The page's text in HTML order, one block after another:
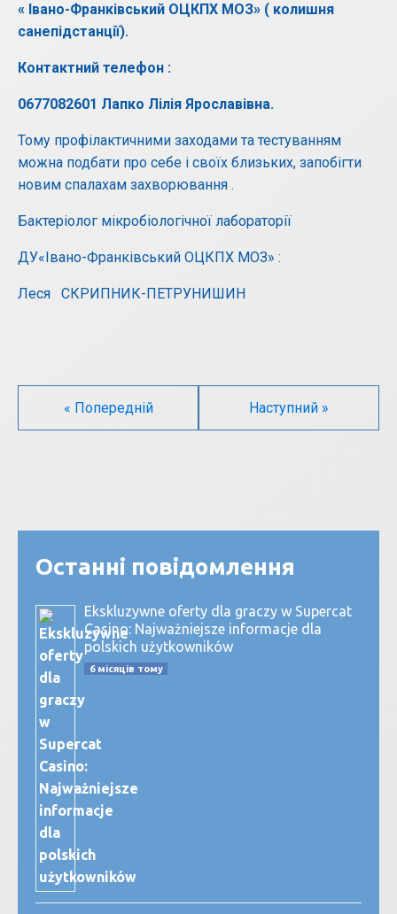
« Івано-Франківський ОЦКПХ МОЗ» ( колишня
санепідстанції).
Контактний телефон :
0677082601 Лапко Лілія Ярославівна.
Тому профілактичними заходами та тестуванням
можна подбати про себе і своїх близьких, запобігти
новим спалахам захворювання .
Бактеріолог мікробіологічної лабораторії
ДУ«Івано-Франківський ОЦКПХ МОЗ» :
Леся СКРИПНИК-ПЕТРУНИШИН
« Попередній Наступний »
Останні повідомлення
Ekskluzywne oferty dla graczy w Supercat
Casino: Najważniejsze informacje dla
polskich użytkowników
6 місяців тому